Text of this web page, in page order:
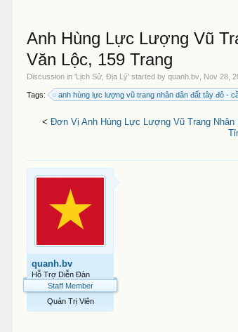
Anh Hùng Lực Lượng Vũ
Văn Lộc, 159 Trang
Discussion in 'Lịch Sử, Địa Lý' started byquanh.bv Nov 28,
Tags: anh hùng lực lượng vũ trang nhân dân đất tây đô -
< Đơn Vị Anh Hùng Lực Lượng Vũ Trang Nhân
quanh.bv
Hỗ Trợ Diễn Đàn
Staff Member
Quản Trị Viên